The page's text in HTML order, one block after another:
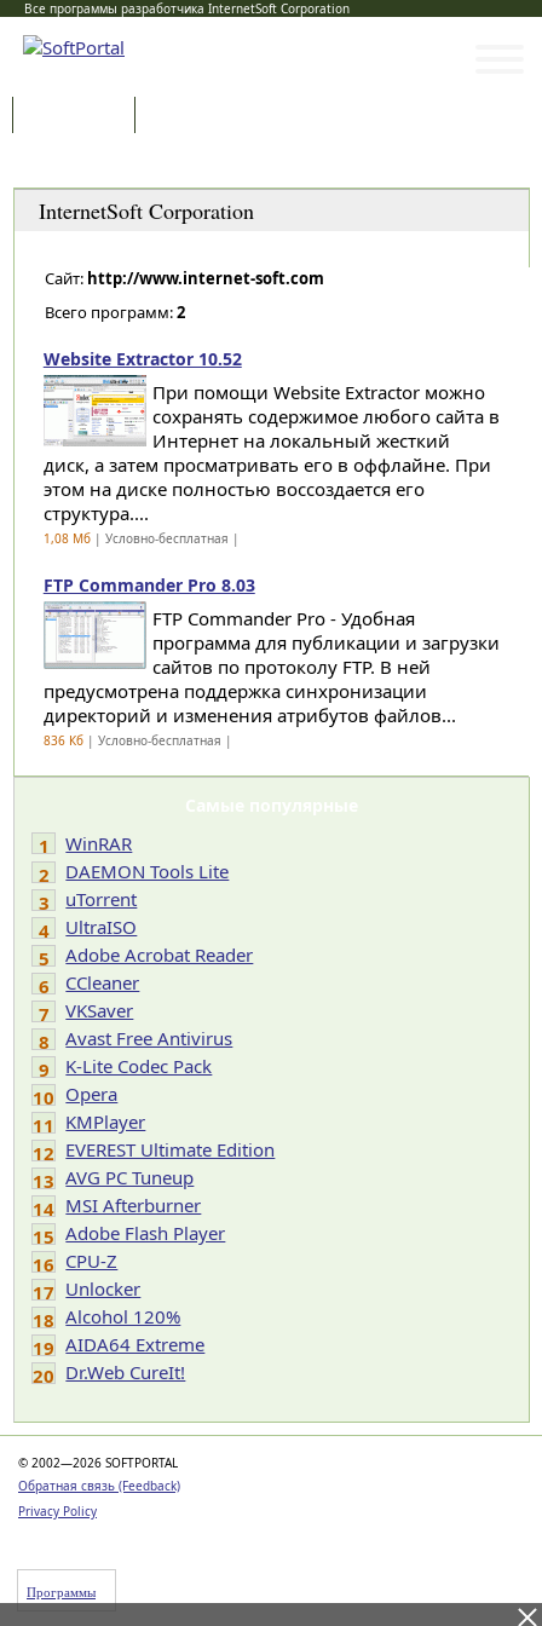
Все программы разработчика InternetSoft Corporation
InternetSoft Corporation
Сайт: http://www.internet-soft.com
Всего программ:2
Website Extractor 10.52
При помощи Website Extractor можно
сохранять содержимое любого сайта в
Интернет на локальный жесткий
диск, а затем просматривать его в оффлайне. При
этом на диске полностью воссоздается его
структура....
1,08 Мб| Условно-бесплатная |
FTP Commander Pro 8.03
FTP Commander Pro - Удобная
программа для публикации и загрузки
сайтов по протоколу FTP. В ней
предусмотрена поддержка синхронизации
директорий и изменения атрибутов файлов...
836 Кб| Условно-бесплатная |
Самые популярные
1
WinRAR
2
DAEMON Tools Lite
3
uTorrent
4
UltraISO
5
Adobe Acrobat Reader
6
CCleaner
7
VKSaver
8
Avast Free Antivirus
9
K-Lite Codec Pack
10 Opera
11 KMPlayer
12 EVEREST Ultimate Edition
13 AVG PC Tuneup
14 MSI Afterburner
15 Adobe Flash Player
16 CPU-Z
17 Unlocker
18 Alcohol 120%
19 AIDA64 Extreme
20 Dr.Web CureIt!
© 2002—2026 SOFTPORTAL
Обратная связь (Feedback)
Privacy Policy
Программы